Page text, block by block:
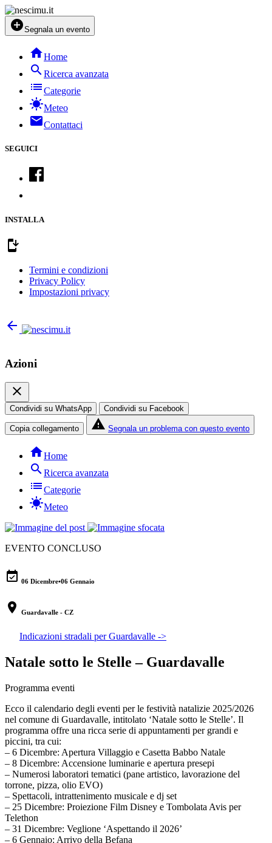
add_circleSegnala un evento
homeHome
searchRicerca avanzata
listCategorie
sunnyMeteo
mailContattaci
SEGUICI
INSTALLA
install_mobile
Termini e condizioni
Privacy Policy
Impostazioni privacy
arrow_back
Azioni
close
Condividi su WhatsApp Condividi su Facebook
Copia collegamento report_problem Segnala un problema con questo evento
homeHome
searchRicerca avanzata
listCategorie
sunnyMeteo
EVENTO CONCLUSO
event_available 06 Dicembre•06 Gennaio
location_on Guardavalle - CZ
Indicazioni stradali per Guardavalle ->
Natale sotto le Stelle – Guardavalle
Programma eventi
Ecco il calendario degli eventi per le festività natalizie 2025/2026
nel comune di Guardavalle, intitolato ‘Natale sotto le Stelle’. Il
programma offre una ricca serie di appuntamenti per grandi e
piccini, tra cui:
– 6 Dicembre: Apertura Villaggio e Casetta Babbo Natale
– 8 Dicembre: Accensione luminarie e apertura presepi
– Numerosi laboratori tematici (pane artistico, lavorazione del
torrone, pizza, olio EVO)
– Spettacoli, intrattenimento musicale e dj set
– 25 Dicembre: Proiezione Film Disney e Tombolata Avis per
Telethon
– 31 Dicembre: Veglione ‘Aspettando il 2026’
– 6 Gennaio: Arrivo della Befana